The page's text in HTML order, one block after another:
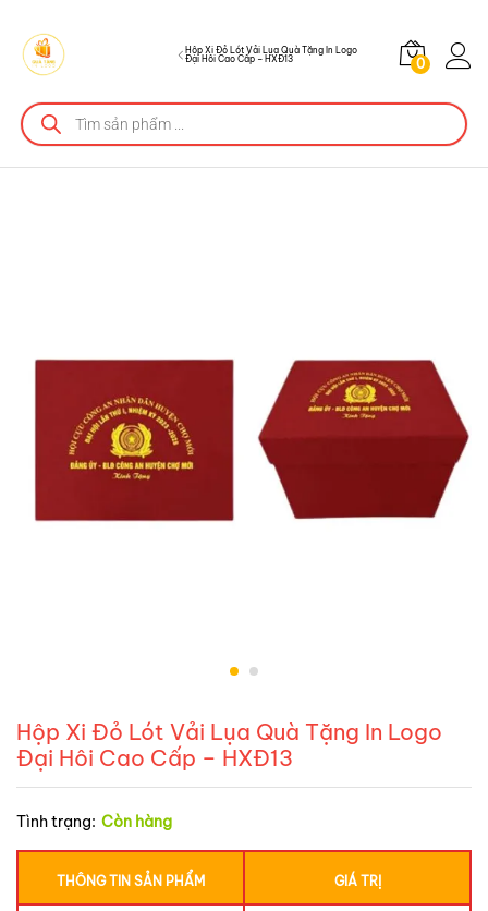
Hộp Xi Đỏ Lót Vải Lụa Quà Tặng In Logo
Đại Hôi Cao Cấp – HXĐ13
0
Hộp Xi Đỏ Lót Vải Lụa Quà Tặng In Logo
Đại Hôi Cao Cấp – HXĐ13
Tình trạng: Còn hàng
THÔNG TIN SẢN PHẨM GIÁ TRỊ
Mô tả sản phẩm